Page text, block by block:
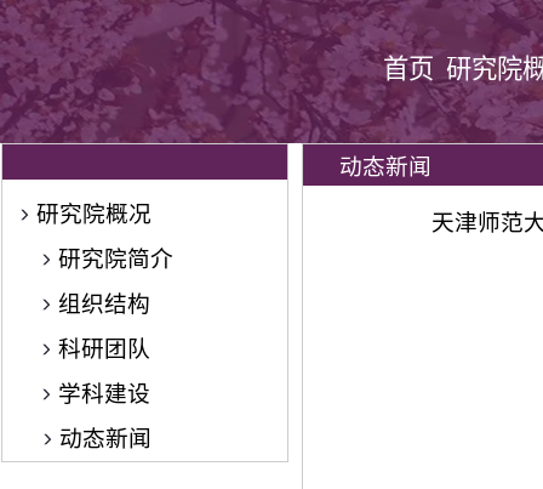
首页 研究院
研究院概况
研究院简介
组织结构
科研团队
学科建设
动态新闻
动态新闻
天津师范